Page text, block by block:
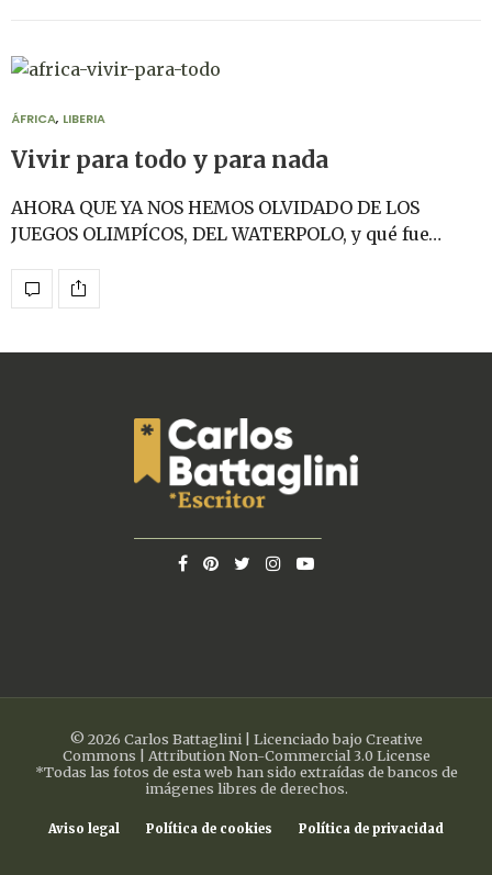
ÁFRICA, LIBERIA
Vivir para todo y para nada
AHORA QUE YA NOS HEMOS OLVIDADO DE LOS
JUEGOS OLIMPÍCOS, DEL WATERPOLO, y qué fue…
© 2026 Carlos Battaglini | Licenciado bajo Creative
Commons | Attribution Non-Commercial 3.0 License
*Todas las fotos de esta web han sido extraídas de bancos de
imágenes libres de derechos.
Aviso legal Política de cookies Política de privacidad